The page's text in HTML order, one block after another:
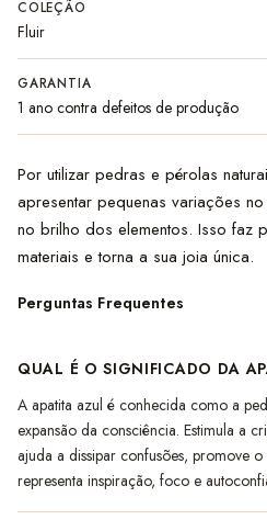
COLEÇÃO
Fluir
GARANTIA
1 ano contra defeitos de produção
Por utilizar pedras e pérolas
apresentar pequenas variações
no brilho dos elementos. Isso faz
materiais e torna a sua joia única.
Perguntas Frequentes
QUAL É O SIGNIFICADO DA
A apatita azul é conhecida como a
expansão da consciência. Estimula a
ajuda a dissipar confusões, promove
representa inspiração, foco e